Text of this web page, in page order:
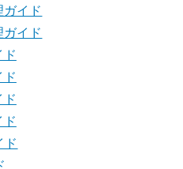
イド
イド
ド